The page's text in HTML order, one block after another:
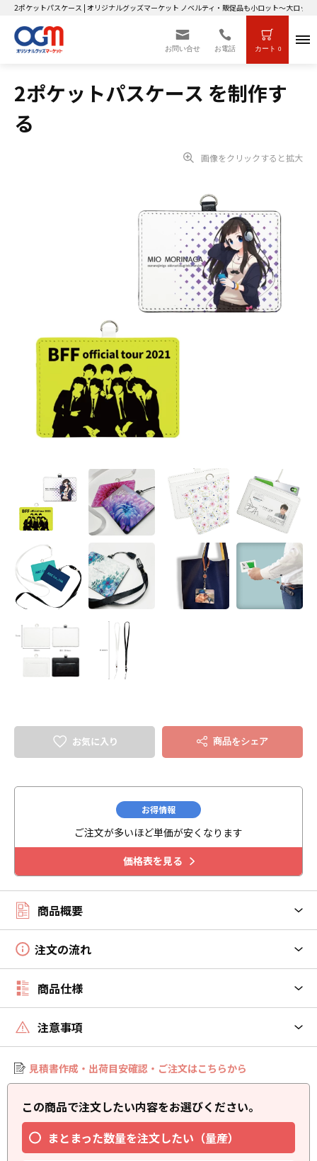
2ポケットパスケース | オリジナルグッズマーケット ノベルティ・販促品も小ロット～大ロット
お問い合せ お電話 カート 0
2ポケットパスケース を制作す
る
画像をクリックすると拡大
お気に入り 商品をシェア
お得情報
ご注文が多いほど単価が安くなります
価格表を見る
商品概要
注文の流れ
商品仕様
注意事項
見積書作成・出荷目安確認・ご注文はこちらから
この商品で注文したい内容をお選びください。
まとまった数量を注文したい（量産）